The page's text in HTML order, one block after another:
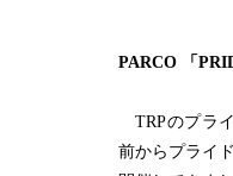
PARCO 「
TRPのプラ
前からプライ